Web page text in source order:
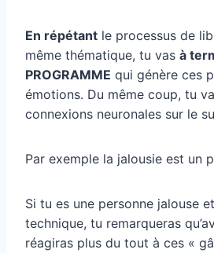
En répétant le processus de
même thématique, tu vas à
PROGRAMME qui génère ces
émotions. Du même coup, tu
connexions neuronales sur le
Par exemple la jalousie est un
Si tu es une personne jalouse
technique, tu remarqueras
réagiras plus du tout à ces «